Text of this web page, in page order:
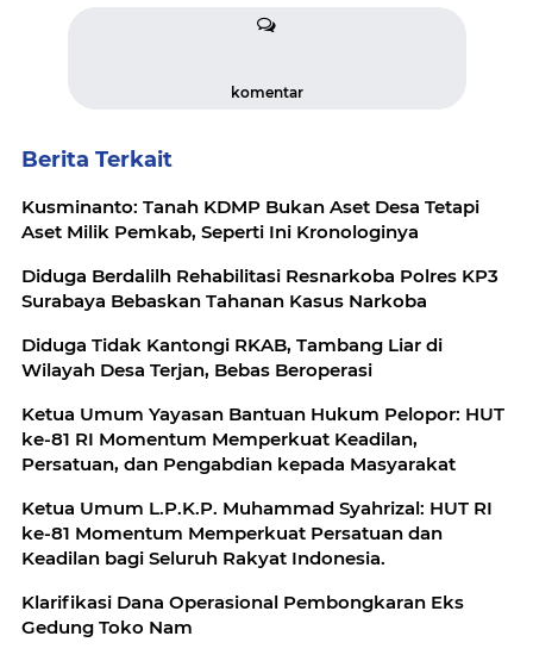
komentar
Berita Terkait
Kusminanto: Tanah KDMP Bukan Aset Desa Tetapi
Aset Milik Pemkab, Seperti Ini Kronologinya
Diduga Berdalilh Rehabilitasi Resnarkoba Polres KP3
Surabaya Bebaskan Tahanan Kasus Narkoba
Diduga Tidak Kantongi RKAB, Tambang Liar di
Wilayah Desa Terjan, Bebas Beroperasi
Ketua Umum Yayasan Bantuan Hukum Pelopor: HUT
ke-81 RI Momentum Memperkuat Keadilan,
Persatuan, dan Pengabdian kepada Masyarakat
Ketua Umum L.P.K.P. Muhammad Syahrizal: HUT RI
ke-81 Momentum Memperkuat Persatuan dan
Keadilan bagi Seluruh Rakyat Indonesia.
Klarifikasi Dana Operasional Pembongkaran Eks
Gedung Toko Nam